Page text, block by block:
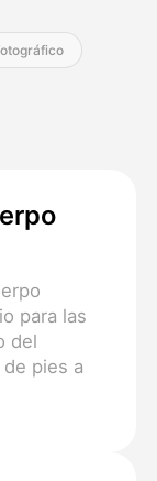
para las
del
pies a